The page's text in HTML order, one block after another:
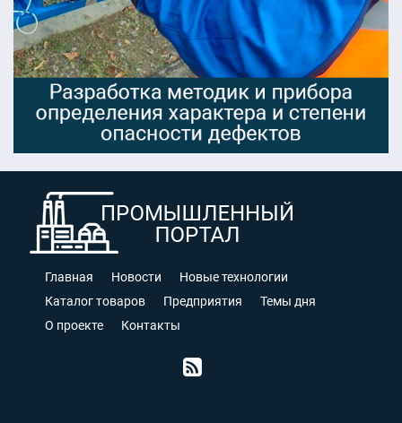
Главная Новости
Новые технологии
Каталог товаров
Предприятия
Темы дня
О проекте
Контакты